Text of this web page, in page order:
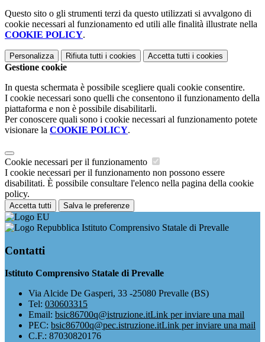
Questo sito o gli strumenti terzi da questo utilizzati si avvalgono di
cookie necessari al funzionamento ed utili alle finalità illustrate nella
COOKIE POLICY.
Personalizza Rifiuta tutti i cookies Accetta tutti i cookies
Gestione cookie
In questa schermata è possibile scegliere quali cookie consentire.
I cookie necessari sono quelli che consentono il funzionamento della
piattaforma e non è possibile disabilitarli.
Per conoscere quali sono i cookie necessari al funzionamento potete
visionare la COOKIE POLICY.
Cookie necessari per il funzionamento
I cookie necessari per il funzionamento non possono essere
disabilitati. È possibile consultare l'elenco nella pagina della cookie
policy.
Accetta tutti Salva le preferenze
Istituto Comprensivo Statale di Prevalle
Contatti
Istituto Comprensivo Statale di Prevalle
Via Alcide De Gasperi, 33 -25080 Prevalle (BS)
Tel: 030603315
Email: bsic86700q@istruzione.itLink per inviare una mail
PEC: bsic86700q@pec.istruzione.itLink per inviare una mail
C.F.: 87030820176